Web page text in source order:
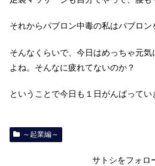
それからパブロン中毒の私はパブロン
そんなくらいで、今日はめっちゃ元
よね。そんなに疲れてないのか？
ということで今日も１日がんばってい
～起業編～
サトシをフォロ